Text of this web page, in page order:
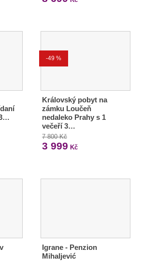
-49 %
Královský pobyt na
zámku Loučeň
nedaleko Prahy s 1
večeří 3…
7 800 Kč
3 999 Kč
Igrane - Penzion
Mihaljević